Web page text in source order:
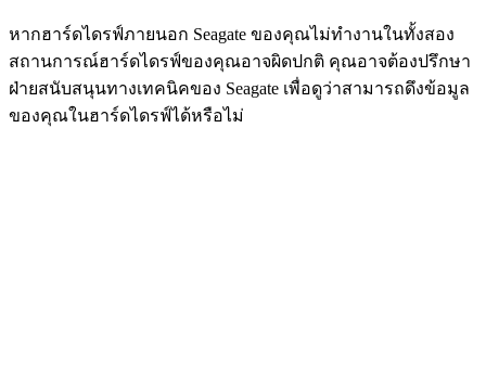
หากฮาร์ดไดรฟ์ภายนอก Seagate ของคุณไม่ทำงานในทั้งสอง
สถานการณ์ฮาร์ดไดรฟ์ของคุณอาจผิดปกติ คุณอาจต้องปรึกษา
ฝ่ายสนับสนุนทางเทคนิคของ Seagate เพื่อดูว่าสามารถดึงข้อมูล
ของคุณในฮาร์ดไดรฟ์ได้หรือไม่